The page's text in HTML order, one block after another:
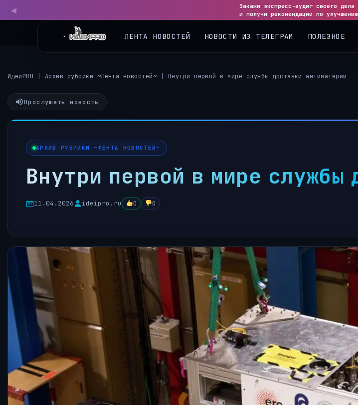
Закажи экспресс-аудит своего
и получи рекомендации по
ИдеиPRO Архив рубрики ~Лента новостей~ Внутри первой в мире службы доставки антиматерии
Прослушать новость
АРХИВ РУБРИКИ ~ЛЕНТА НОВОСТЕЙ~
Внутри первой в мире службы
11.04.2026 ideipro.ru 0 0